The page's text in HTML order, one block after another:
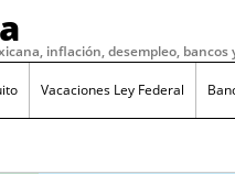
inflación, desempleo, bancos
Vacaciones Ley Federal